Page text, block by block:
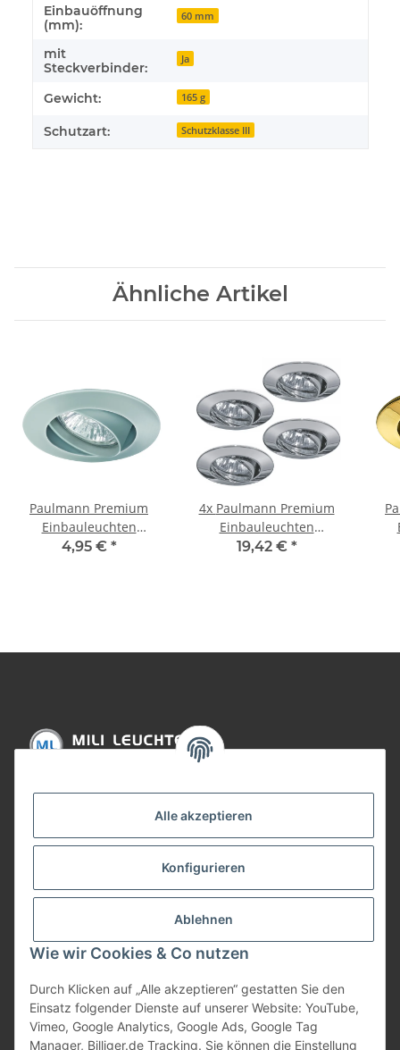
Alle akzeptieren
Konfigurieren
Ablehnen
Wie wir Cookies & Co nutzen
Durch Klicken auf „Alle akzeptieren“ gestatten Sie den
Einsatz folgender Dienste auf unserer Website: YouTube,
Vimeo, Google Analytics, Google Ads, Google Tag
Manager, Billiger.de Tracking. Sie können die Einstellung
Einbauöffnung
(mm):
60 mm
mit
Steckverbinder:
Ja
Gewicht: 165 g
Schutzart: Schutzklasse III
Ähnliche Artikel
Paulmann Premium
Einbauleuchten
schwenkbar max.35W
4,95 € *
4x Paulmann Premium
Einbauleuchten
schwenkbar max.35W
19,42 € *
Gesetzliche Informationen
Bezahlung